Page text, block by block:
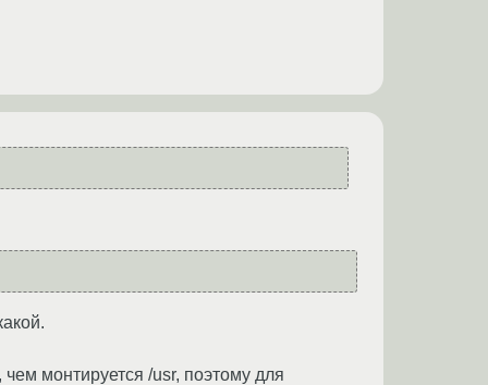
монтируется /usr, поэтому для